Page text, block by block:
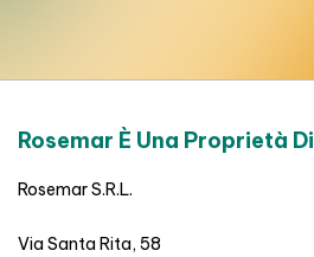
Rosemar È Una Proprietà Di
Rosemar S.R.L.
Via Santa Rita, 58